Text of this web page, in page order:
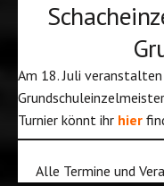
Am 18. Juli
Turnier könnt ihr hier
Alle Termine und